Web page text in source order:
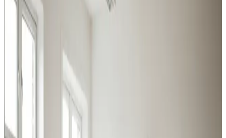
Udsugning ved svejsning, slibning og kemikalier i
Munkebo. Overholder Arbejdstilsynets krav.
Læs mere